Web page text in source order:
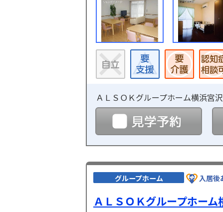
ＡＬＳＯＫグループホーム横浜宮
見
グループホーム 入居後
ＡＬＳＯＫグループホーム